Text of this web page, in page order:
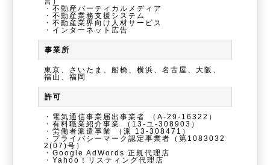
・不動産バーティカルメディア
・不動産業務支援システム
・不動産業界向け人材サービス
・インターネット広告
事業所
東京、さいたま、船橋、横浜、名古屋、大阪、
福山、福岡
許可
・電気通信事業届出事業者
（A-29-16322）
・有料職業紹介事業
（13-ユ-308903）
・労働者派遣事業
（派 13-308471）
・プライバシーマーク認定事業者（第1083032
2(07)号）
・Google AdWords 正規代理店
・Yahoo！リスティング代理店